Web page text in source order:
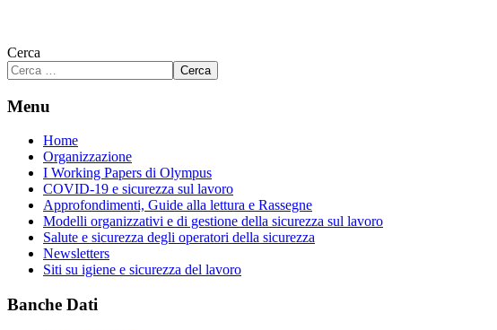
Cerca
Cerca
Menu
Home
Organizzazione
I Working Papers di Olympus
COVID-19 e sicurezza sul lavoro
Approfondimenti, Guide alla lettura e Rassegne
Modelli organizzativi e di gestione della sicurezza sul lavoro
Salute e sicurezza degli operatori della sicurezza
Newsletters
Siti su igiene e sicurezza del lavoro
Banche Dati